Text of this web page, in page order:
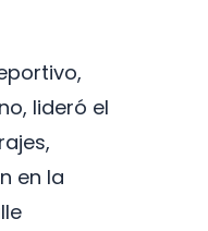
lideró el
en la